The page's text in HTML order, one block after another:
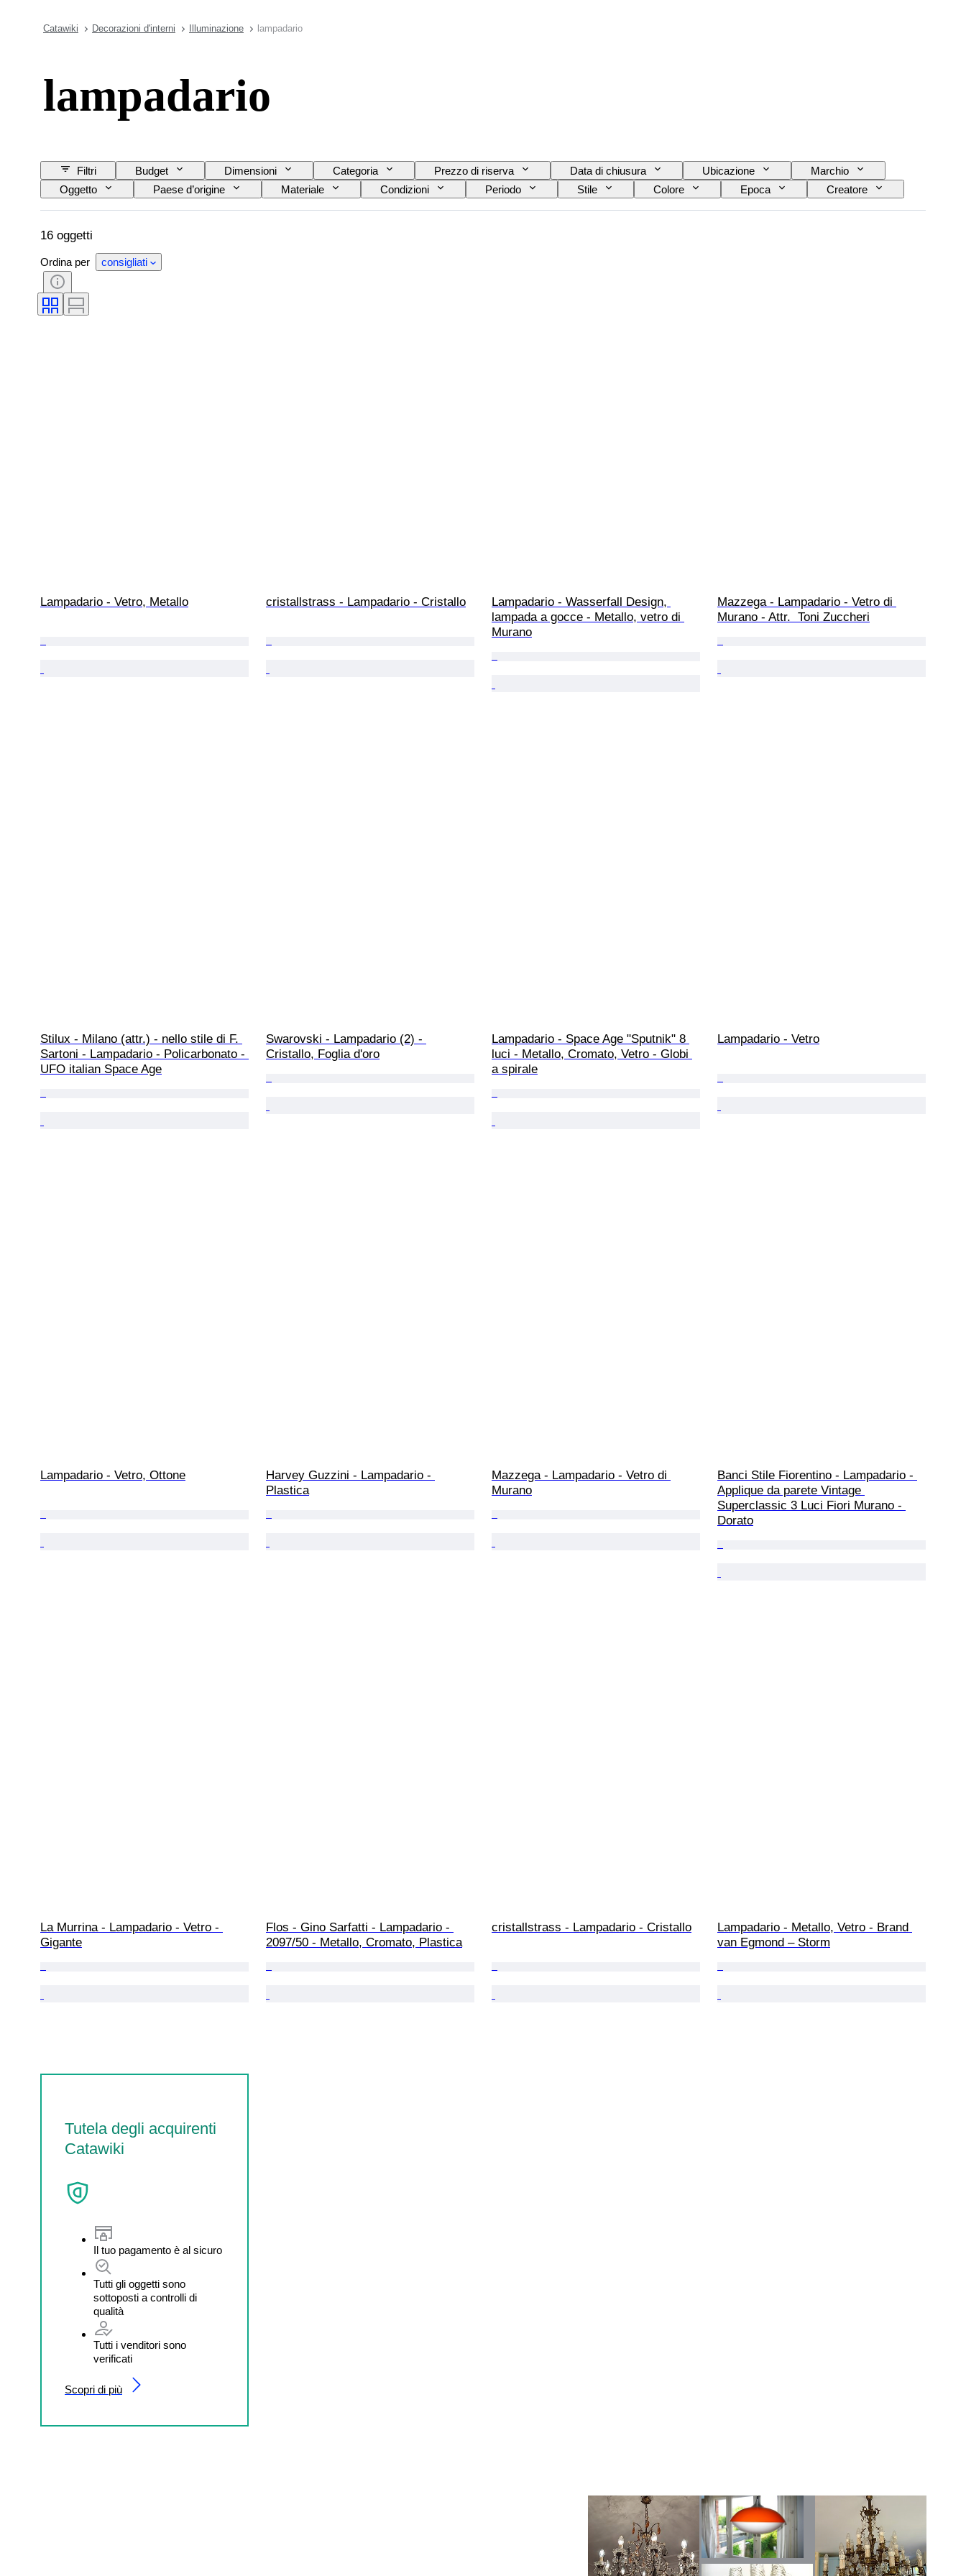
Catawiki Decorazioni d'interni Illuminazione lampadario
lampadario
Filtri Budget Dimensioni Categoria Prezzo di riserva Data di chiusura Ubicazione
Marchio
Oggetto
Paese d’origine Materiale Condizioni Periodo Stile Colore Epoca Creatore
16 oggetti
Ordina per consigliati
Lampadario - Vetro, Metallo cristallstrass - Lampadario - Cristallo
Lampadario - Wasserfall Design,
lampada a gocce - Metallo, vetro di
Murano
Mazzega - Lampadario - Vetro di
Murano - Attr.  Toni Zuccheri
Stilux - Milano (attr.) - nello stile di F.
Sartoni - Lampadario - Policarbonato -
UFO italian Space Age
Swarovski - Lampadario (2) -
Cristallo, Foglia d'oro
Lampadario - Space Age "Sputnik" 8
luci - Metallo, Cromato, Vetro - Globi
a spirale
Lampadario - Vetro
Lampadario - Vetro, Ottone
Harvey Guzzini - Lampadario -
Plastica
Mazzega - Lampadario - Vetro di
Murano
Banci Stile Fiorentino - Lampadario -
Applique da parete Vintage
Superclassic 3 Luci Fiori Murano -
Dorato
La Murrina - Lampadario - Vetro -
Gigante
Flos - Gino Sarfatti - Lampadario -
2097/50 - Metallo, Cromato, Plastica
cristallstrass - Lampadario - Cristallo
Lampadario - Metallo, Vetro - Brand
van Egmond – Storm
Tutela degli acquirenti
Catawiki
Il tuo pagamento è al sicuro
Tutti gli oggetti sono
sottoposti a controlli di
qualità
Tutti i venditori sono
verificati
Scopri di più